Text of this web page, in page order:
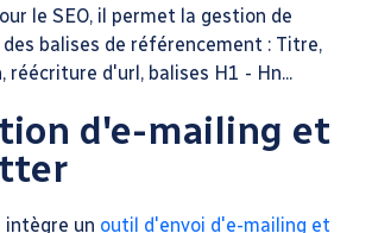
le SEO, il permet la gestion de
balises de référencement : Titre,
réécriture d'url, balises H1 - Hn...
d'e-mailing et
intègre un outil d'envoi d'e-mailing et